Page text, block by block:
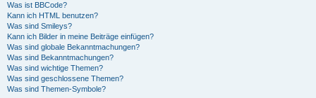
Was ist BBCode?
Kann ich HTML benutzen?
Was sind Smileys?
Kann ich Bilder in meine Beiträge einfügen?
Was sind globale Bekanntmachungen?
Was sind Bekanntmachungen?
Was sind wichtige Themen?
Was sind geschlossene Themen?
Was sind Themen-Symbole?